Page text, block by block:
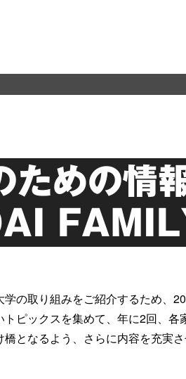
ための情
の取り組みをご紹介するため、
ピックスを集めて、年に2回、各
となるよう、さらに内容を充実